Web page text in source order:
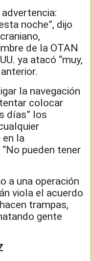
advertencia:
noche”, dijo
de la OTAN
ya atacó “muy,
la navegación
colocar
días” los
en la
pueden tener
a una operación
viola el acuerdo
trampas,
gente